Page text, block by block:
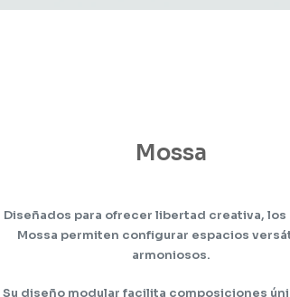
Mossa
Diseñados para ofrecer libertad creativa, los
Mossa permiten configurar espacios
armoniosos.
Su diseño modular facilita composiciones